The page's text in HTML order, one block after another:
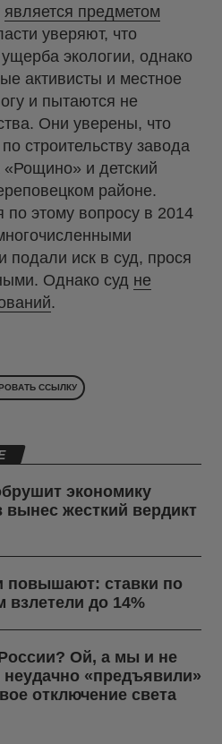
является предметом
уверяют, что
экологии, однако
активисты и местное
и пытаются не
Они уверены, что
строительству завода
«Рощино» и детский
районе.
по этому вопросу в 2014
подали иск в суд, прося
Однако суд не
.
ССЫЛКУ
экономику
жесткий вердикт
повышают: ставки по
взлетели до 14%
Ой, а мы и не
«предъявили»
отключение света